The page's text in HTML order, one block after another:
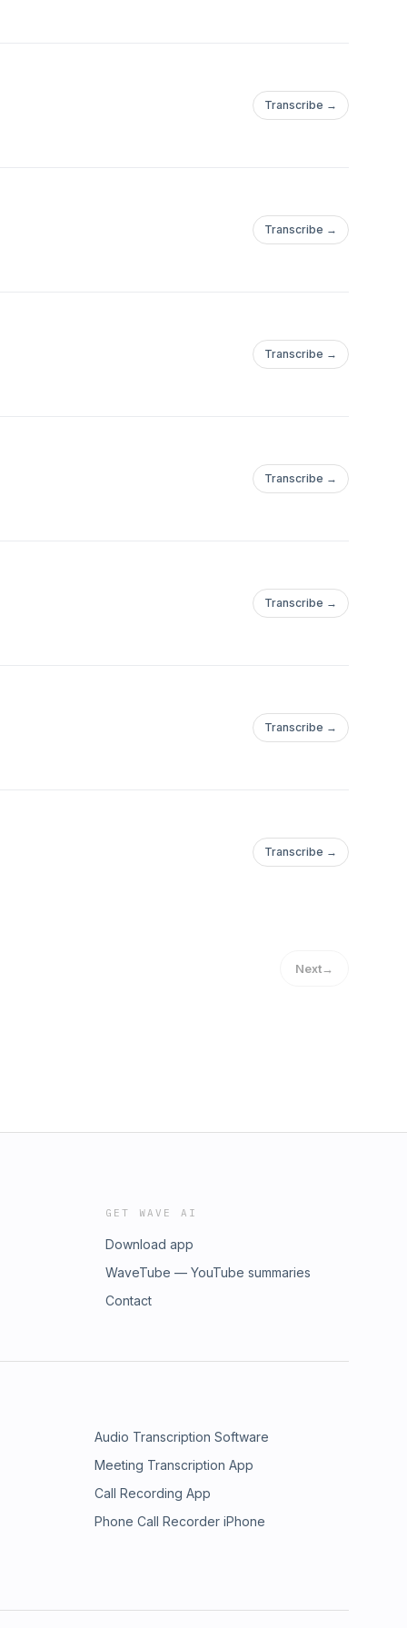
Transcribe →
Transcribe →
Transcribe →
Transcribe →
Transcribe →
Transcribe →
Transcribe →
Next→
GET WAVE AI
Download app
WaveTube — YouTube summaries
Contact
Audio Transcription Software
Meeting Transcription App
Call Recording App
Phone Call Recorder iPhone